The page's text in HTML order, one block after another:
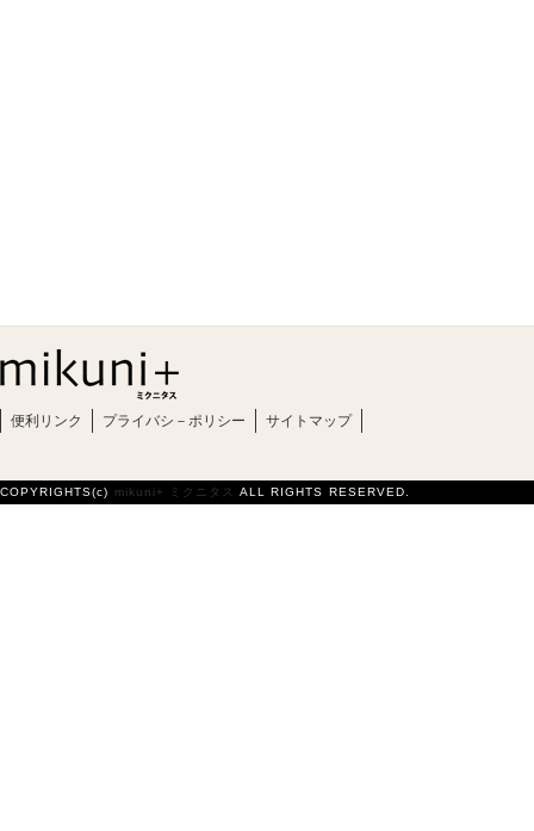
便利リンク プライバシ－ポリシー サイトマップ
COPYRIGHTS(c) mikuni+ ミクニタス ALL RIGHTS RESERVED.